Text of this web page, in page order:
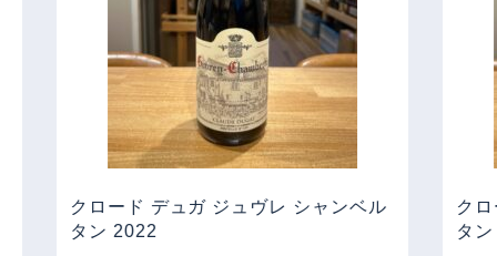
クロード デュガ ジュヴレ シャンベル
タン 2022
ク
タ